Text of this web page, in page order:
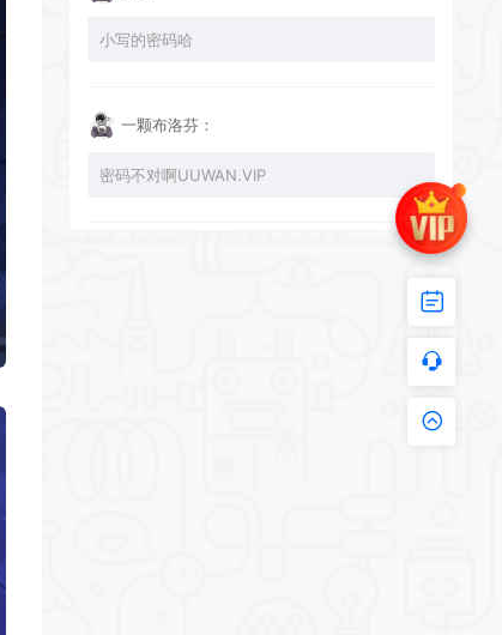
小写的密码哈
一颗布洛芬：
密码不对啊UUWAN.VIP